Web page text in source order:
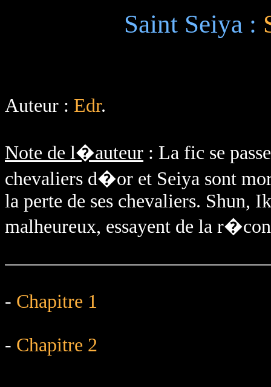
Saint Seiya :
Auteur : Edr.
Note de l�auteur : La fic se
chevaliers d�or et Seiya sont
la perte de ses chevaliers. Shun,
malheureux, essayent de la
- Chapitre 1
- Chapitre 2